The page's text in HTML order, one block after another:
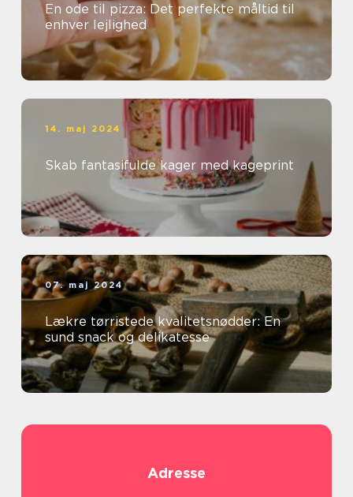
En ode til pizza: Det perfekte måltid til
enhver lejlighed
14. maj 2024
Skab fantasifulde kager med kageprint
07. maj 2024
Lækre tørristede kvalitetsnødder: En
sund snack og delikatesse
Adresse